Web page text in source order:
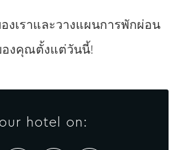
งเราและวางแผนการพักผ่อน
องคุณตั้งแต่วันนี้!
hotel on: